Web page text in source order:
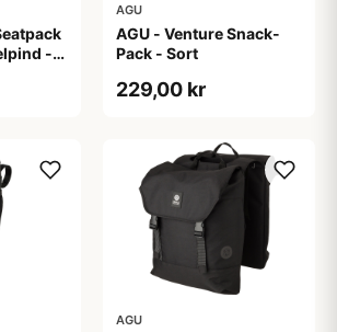
-
AGU
AGU - Venture Snack-
Pack - Sort
229,00 kr
AGU